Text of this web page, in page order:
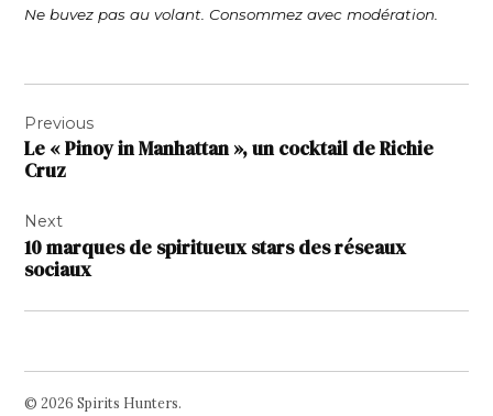
Ne buvez pas au volant. Consommez avec modération.
de
l’article
Previous
Le « Pinoy in Manhattan », un cocktail de Richie
Cruz
Next
10 marques de spiritueux stars des réseaux
sociaux
© 2026 Spirits Hunters.